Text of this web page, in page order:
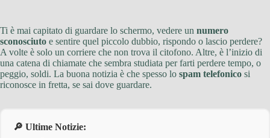
Ti è mai capitato di guardare lo schermo, vedere un numero
sconosciuto e sentire quel piccolo dubbio, rispondo o lascio perdere?
A volte è solo un corriere che non trova il citofono. Altre, è l’inizio di
una catena di chiamate che sembra studiata per farti perdere tempo, o
peggio, soldi. La buona notizia è che spesso lo spam telefonico si
riconosce in fretta, se sai dove guardare.
🔎 Ultime Notizie: